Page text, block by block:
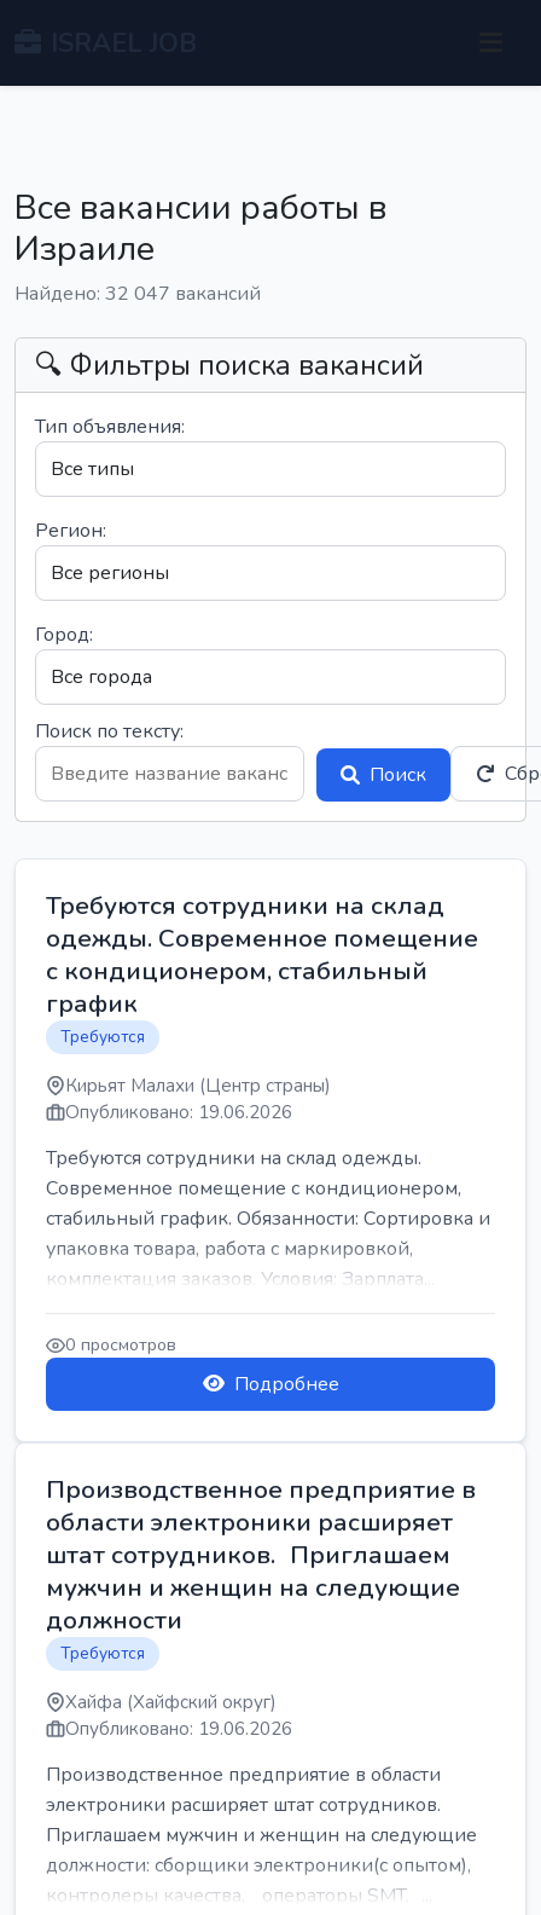
Все вакансии работы в
Израиле
Найдено: 32 047 вакансий
🔍 Фильтры поиска вакансий
Тип объявления:
Регион:
Город:
Поиск по тексту:
Поиск
Требуются сотрудники на склад
одежды. Современное помещение
с кондиционером, стабильный
график
Требуются
Кирьят Малахи (Центр страны)
Опубликовано: 19.06.2026
Требуются сотрудники на склад одежды.
Современное помещение с кондиционером,
стабильный график. Обязанности: Сортировка и
упаковка товара, работа с маркировкой,
комплектация заказов. Условия: Зарплата...
0 просмотров
Подробнее
Производственное предприятие в
области электроники расширяет
штат сотрудников. Приглашаем
мужчин и женщин на следующие
должности
Требуются
Хайфа (Хайфский округ)
Опубликовано: 19.06.2026
Производственное предприятие в области
электроники расширяет штат сотрудников.
Приглашаем мужчин и женщин на следующие
должности: сборщики электроники(с опытом),
контролеры качества, операторы SMT, ...